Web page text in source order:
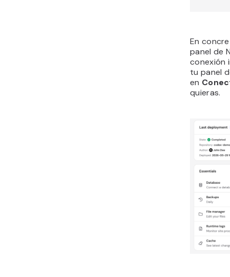
En
panel de
conexión
tu panel
en
quieras.